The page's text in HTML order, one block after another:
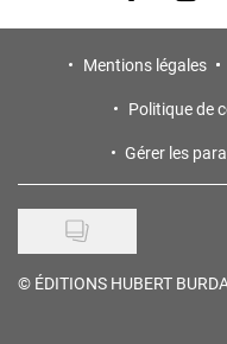
Mentions légales
Politique de
Gérer les
© ÉDITIONS HUBERT